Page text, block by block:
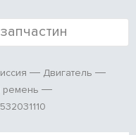
Двигатель
ремень